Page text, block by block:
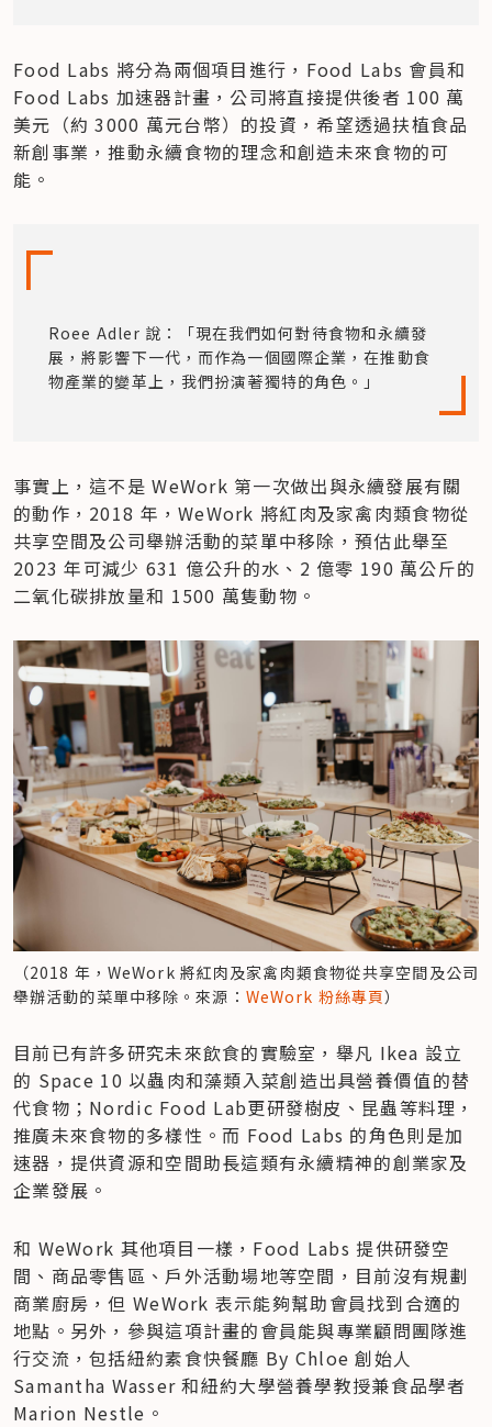
Food Labs 將分為兩個項目進行，Food Labs 會員和
Food Labs 加速器計畫，公司將直接提供後者 100 萬
美元（約 3000 萬元台幣）的投資，希望透過扶植食品
新創事業，推動永續食物的理念和創造未來食物的可
能。
Roee Adler 說：「現在我們如何對待食物和永續發
展，將影響下一代，而作為一個國際企業，在推動食
物產業的變革上，我們扮演著獨特的角色。」
事實上，這不是 WeWork 第一次做出與永續發展有關
的動作，2018 年，WeWork 將紅肉及家禽肉類食物從
共享空間及公司舉辦活動的菜單中移除，預估此舉至
2023 年可減少 631 億公升的水、2 億零 190 萬公斤的
二氧化碳排放量和 1500 萬隻動物。
（2018 年，WeWork 將紅肉及家禽肉類食物從共享空間及公司
舉辦活動的菜單中移除。來源： WeWork 粉絲專頁）
目前已有許多研究未來飲食的實驗室，舉凡 Ikea 設立
的 Space 10 以蟲肉和藻類入菜創造出具營養價值的替
代食物；Nordic Food Lab更研發樹皮、昆蟲等料理，
推廣未來食物的多樣性。而 Food Labs 的角色則是加
速器，提供資源和空間助長這類有永續精神的創業家及
企業發展。
和 WeWork 其他項目一樣，Food Labs 提供研發空
間、商品零售區、戶外活動場地等空間，目前沒有規劃
商業廚房，但 WeWork 表示能夠幫助會員找到合適的
地點。另外，參與這項計畫的會員能與專業顧問團隊進
行交流，包括紐約素食快餐廳 By Chloe 創始人
Samantha Wasser 和紐約大學營養學教授兼食品學者
Marion Nestle。